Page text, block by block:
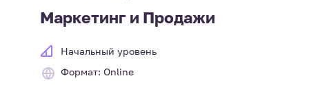
Маркетинг и Продажи
Начальный уровень
Формат: Online